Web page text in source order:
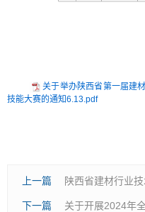
关于举办陕西省第一届建
技能大赛的通知6.13.pdf
上一篇 陕西省建材行业
下一篇